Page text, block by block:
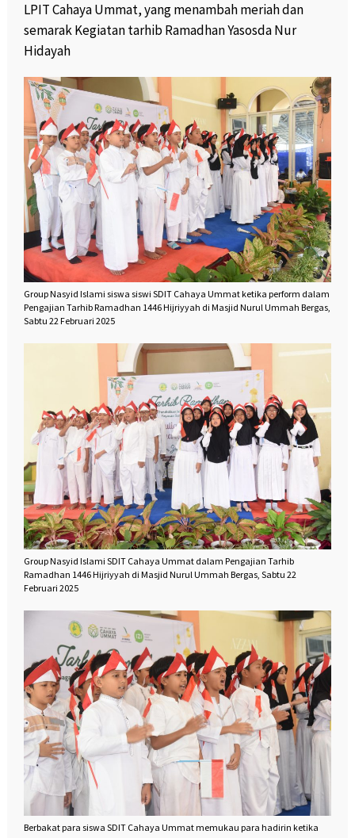
LPIT Cahaya Ummat, yang menambah meriah dan
semarak Kegiatan tarhib Ramadhan Yasosda Nur
Hidayah
Group Nasyid Islami siswa siswi SDIT Cahaya Ummat ketika perform dalam
Pengajian Tarhib Ramadhan 1446 Hijriyyah di Masjid Nurul Ummah Bergas,
Sabtu 22 Februari 2025
Group Nasyid Islami SDIT Cahaya Ummat dalam Pengajian Tarhib
Ramadhan 1446 Hijriyyah di Masjid Nurul Ummah Bergas, Sabtu 22
Februari 2025
Berbakat para siswa SDIT Cahaya Ummat memukau para hadirin ketika